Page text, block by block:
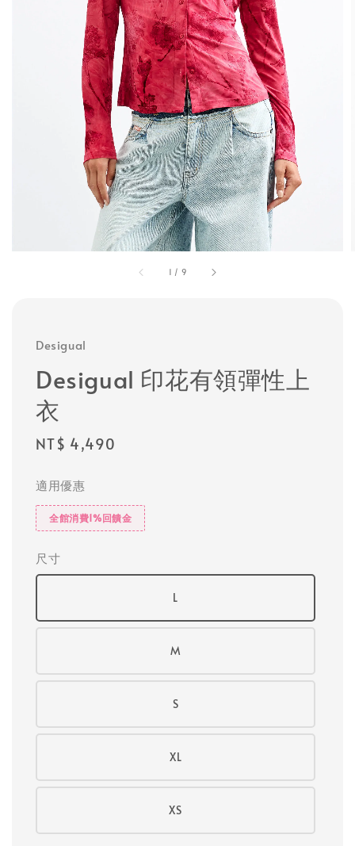
1 / 9
Desigual
Desigual 印花有領彈性上
衣
Regular
NT$ 4,490
適用優惠
全館消費1%回饋金
尺寸
L
M
S
XL
XS